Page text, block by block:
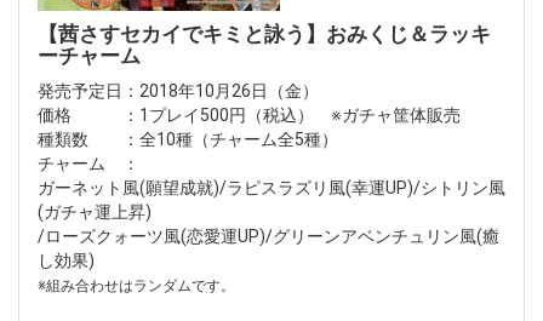
【茜さすセカイでキミと詠う】おみくじ＆ラッキ
ーチャーム
発売予定日：2018年10月26日（金）
価格 ：1プレイ500円（税込） ※ガチャ筐体販売
種類数 ：全10種（チャーム全5種）
チャーム ：
ガーネット風(願望成就)/ラピスラズリ風(幸運UP)/シトリン風
(ガチャ運上昇)
/ローズクォーツ風(恋愛運UP)/グリーンアベンチュリン風(癒
し効果)
※組み合わせはランダムです。